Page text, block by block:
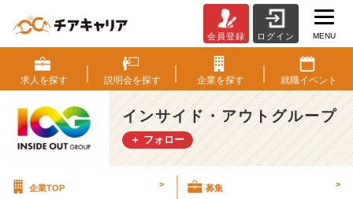
O
G
っ
て
ナ
ニ？】
会員登録 ログイン MENU
求人を探す 説明会を探す 企業を探す 就職イベント
インサイド・アウトグループ
＋ フォロー
企業TOP > 募集 >